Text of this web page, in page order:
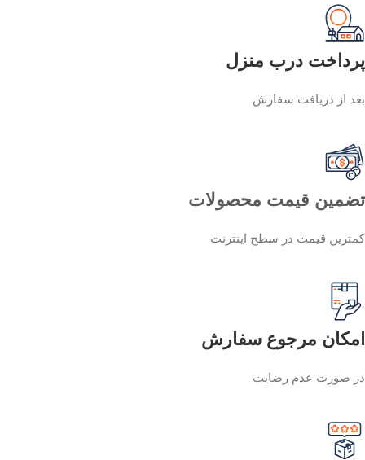
پرداخت درب منزل
بعد از دریافت سفارش
تضمین قیمت محصولات
کمترین قیمت در سطح اینترنت
امکان مرجوع سفارش
در صورت عدم رضایت